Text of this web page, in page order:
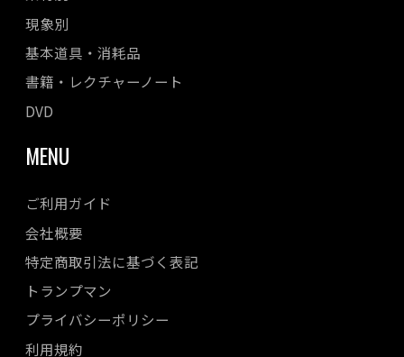
現象別
基本道具・消耗品
書籍・レクチャーノート
DVD
MENU
ご利用ガイド
会社概要
特定商取引法に基づく表記
トランプマン
プライバシーポリシー
利用規約